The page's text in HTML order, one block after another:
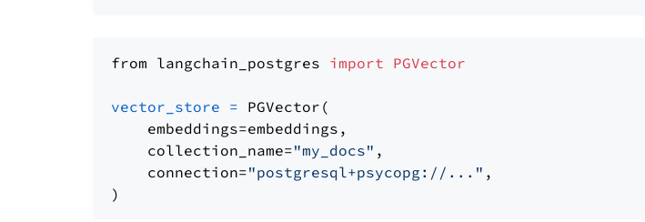
from langchain_postgres import PGVector
vector_store = PGVector(
    embeddings=embeddings,
    collection_name=
"my_docs" ,
    connection=
"postgresql+psycopg://..." ,